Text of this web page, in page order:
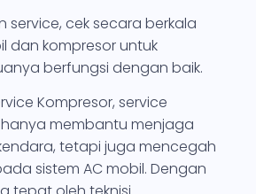
service, cek secara berkala
dan kompresor untuk
berfungsi dengan baik.
Kompresor, service
membantu menjaga
tetapi juga mencegah
sistem AC mobil. Dengan